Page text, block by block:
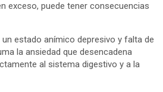
exceso, puede tener consecuencias
estado anímico depresivo y falta de
la ansiedad que desencadena
al sistema digestivo y a la